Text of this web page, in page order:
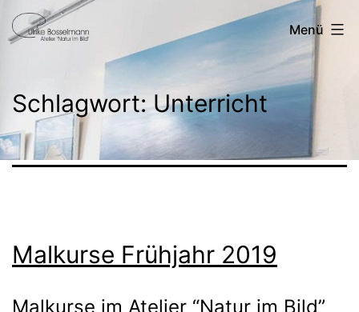
Zum
Inhalt
Ulrike
Menü
Schlagwort: Unterricht
Malkurse Frühjahr 2019
Malkurse im Atelier “Natur im Bild”